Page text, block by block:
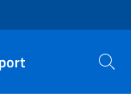
Cerca